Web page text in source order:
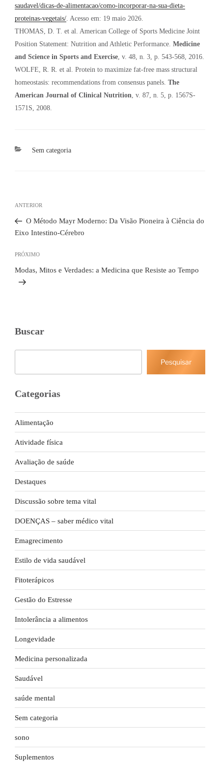
saudavel/dicas-de-alimentacao/como-incorporar-na-sua-dieta-
proteinas-vegetais/. Acesso em: 19 maio 2026.
THOMAS, D. T. et al. American College of Sports Medicine Joint
Position Statement: Nutrition and Athletic Performance. Medicine
and Science in Sports and Exercise, v. 48, n. 3, p. 543-568, 2016.
WOLFE, R. R. et al. Protein to maximize fat-free mass structural
homeostasis: recommendations from consensus panels. The
American Journal of Clinical Nutrition, v. 87, n. 5, p. 1567S-
1571S, 2008.
Categorias
Sem categoria
de
Post
Post
anterior
ANTERIOR
O Método Mayr Moderno: Da Visão Pioneira à Ciência do
Eixo Intestino-Cérebro
Próximo
post
PRÓXIMO
Modas, Mitos e Verdades: a Medicina que Resiste ao Tempo
Buscar
Pesquisar
Categorias
Alimentação
Atividade física
Avaliação de saúde
Destaques
Discussão sobre tema vital
DOENÇAS – saber médico vital
Emagrecimento
Estilo de vida saudável
Fitoterápicos
Gestão do Estresse
Intolerância a alimentos
Longevidade
Medicina personalizada
Saudável
saúde mental
Sem categoria
sono
Suplementos